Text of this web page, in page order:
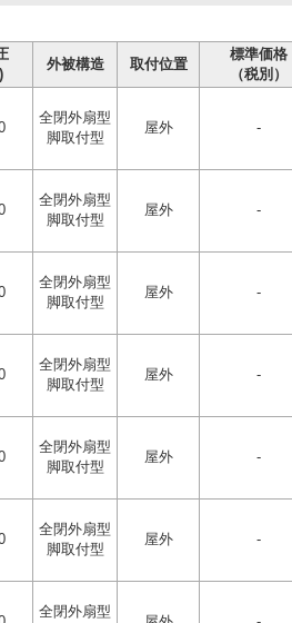
外被構造 取付位置
標準価格
（税別）
全閉外扇型
脚取付型
屋外 -
全閉外扇型
脚取付型
屋外 -
全閉外扇型
脚取付型
屋外 -
全閉外扇型
脚取付型
屋外 -
全閉外扇型
脚取付型
屋外 -
全閉外扇型
脚取付型
屋外 -
全閉外扇型